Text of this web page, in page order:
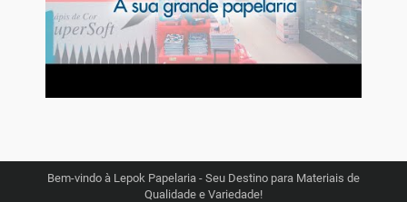
Bem-vindo à Lepok Papelaria - Seu Destino para Materiais de
Qualidade e Variedade!